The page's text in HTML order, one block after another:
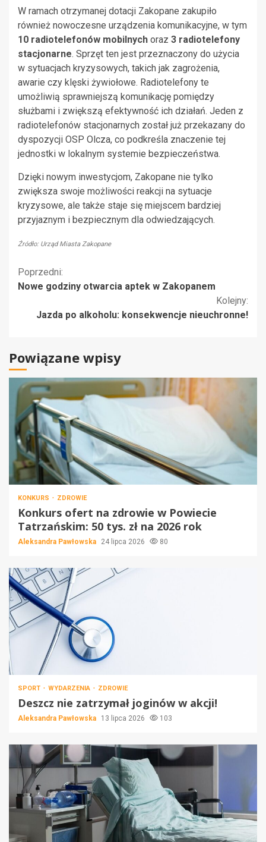
W ramach otrzymanej dotacji Zakopane zakupiło
również nowoczesne urządzenia komunikacyjne, w tym
10 radiotelefonów mobilnych oraz 3 radiotelefony
stacjonarne. Sprzęt ten jest przeznaczony do użycia
w sytuacjach kryzysowych, takich jak zagrożenia,
awarie czy klęski żywiołowe. Radiotelefony te
umożliwią sprawniejszą komunikację pomiędzy
służbami i zwiększą efektywność ich działań. Jeden z
radiotelefonów stacjonarnych został już przekazany do
dyspozycji OSP Olcza, co podkreśla znaczenie tej
jednostki w lokalnym systemie bezpieczeństwa.
Dzięki nowym inwestycjom, Zakopane nie tylko
zwiększa swoje możliwości reakcji na sytuacje
kryzysowe, ale także staje się miejscem bardziej
przyjaznym i bezpiecznym dla odwiedzających.
Źródło: Urząd Miasta Zakopane
Kontynuuj
czytanie
Poprzedni:
Nowe godziny otwarcia aptek w Zakopanem
Kolejny:
Jazda po alkoholu: konsekwencje nieuchronne!
Powiązane wpisy
KONKURS ZDROWIE
Konkurs ofert na zdrowie w Powiecie
Tatrzańskim: 50 tys. zł na 2026 rok
Aleksandra Pawłowska 24 lipca 2026 80
SPORT WYDARZENIA ZDROWIE
Deszcz nie zatrzymał joginów w akcji!
Aleksandra Pawłowska 13 lipca 2026 103